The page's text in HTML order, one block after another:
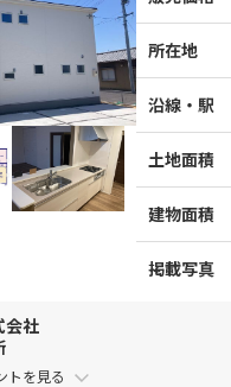
所在地
沿線・駅
土地面積
建物面積
掲載写真
会社
トを